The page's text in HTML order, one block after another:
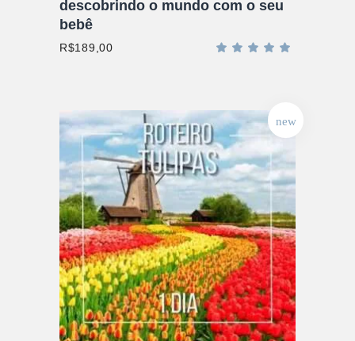
descobrindo o mundo com o seu
bebê
R$189,00
new
ADICIONAR AO CARRINHO